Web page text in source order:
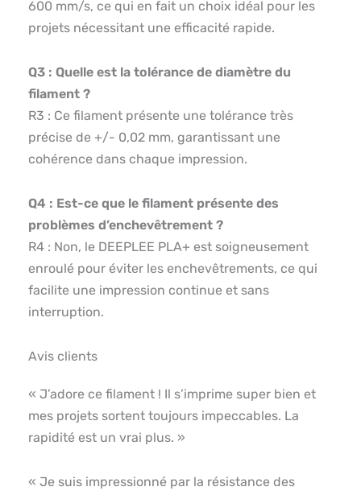
600 mm/s, ce qui en fait un choix idéal pour les
projets nécessitant une efficacité rapide.
Q3 : Quelle est la tolérance de diamètre du
filament ?
R3 : Ce filament présente une tolérance très
précise de +/- 0,02 mm, garantissant une
cohérence dans chaque impression.
Q4 : Est-ce que le filament présente des
problèmes d’enchevêtrement ?
R4 : Non, le DEEPLEE PLA+ est soigneusement
enroulé pour éviter les enchevêtrements, ce qui
facilite une impression continue et sans
interruption.
Avis clients
« J’adore ce filament ! Il s’imprime super bien et
mes projets sortent toujours impeccables. La
rapidité est un vrai plus. »
« Je suis impressionné par la résistance des